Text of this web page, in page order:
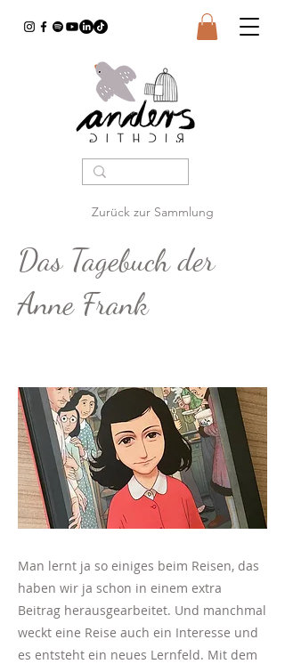
Zurück zur Sammlung
Das Tagebuch der
Anne Frank
Man lernt ja so einiges beim Reisen, das
haben wir ja schon in einem extra
Beitrag herausgearbeitet. Und manchmal
weckt eine Reise auch ein Interesse und
es entsteht ein neues Lernfeld. Mit dem